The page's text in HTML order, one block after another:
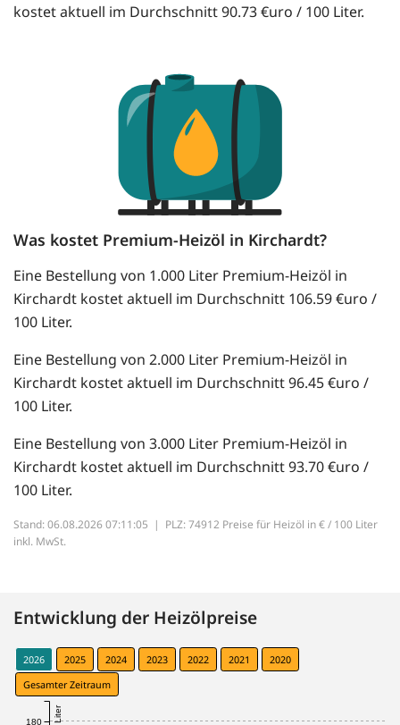
kostet aktuell im Durchschnitt 90.73 €uro / 100 Liter.
Was kostet Premium-Heizöl in Kirchardt?
Eine Bestellung von 1.000 Liter Premium-Heizöl in
Kirchardt kostet aktuell im Durchschnitt 106.59 €uro /
100 Liter.
Eine Bestellung von 2.000 Liter Premium-Heizöl in
Kirchardt kostet aktuell im Durchschnitt 96.45 €uro /
100 Liter.
Eine Bestellung von 3.000 Liter Premium-Heizöl in
Kirchardt kostet aktuell im Durchschnitt 93.70 €uro /
100 Liter.
Stand: 06.08.2026 07:11:05 | PLZ: 74912 Preise für Heizöl in € / 100 Liter
inkl. MwSt.
Entwicklung der Heizölpreise
2026 2025 2024 2023 2022 2021
2020
Gesamter Zeitraum
180